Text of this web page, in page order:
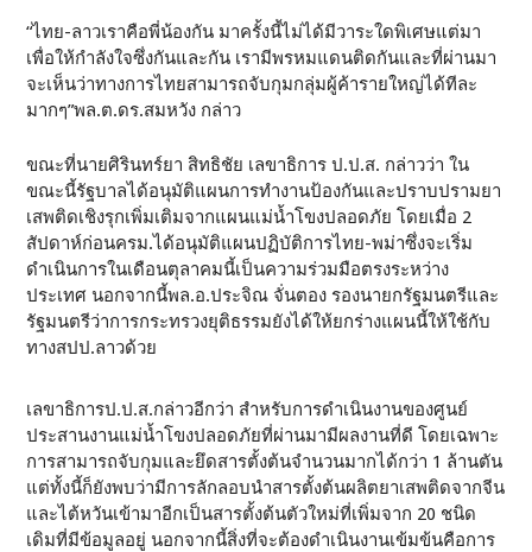
“ไทย-ลาวเราคือพี่น้องกัน มาครั้งนี้ไม่ได้มีวาระใดพิเศษแต่มา
เพื่อให้กำลังใจซึ่งกันและกัน เรามีพรหมแดนติดกันและที่ผ่านมา
จะเห็นว่าทางการไทยสามารถจับกุมกลุ่มผู้ค้ารายใหญ่ได้ทีละ
มากๆ”พล.ต.ดร.สมหวัง กล่าว
ขณะที่นายศิรินทร์ยา สิทธิชัย เลขาธิการ ป.ป.ส. กล่าวว่า ใน
ขณะนี้รัฐบาลได้อนุมัติแผนการทำงานป้องกันและปราบปรามยา
เสพติดเชิงรุกเพิ่มเติมจากแผนแม่น้ำโขงปลอดภัย โดยเมื่อ 2
สัปดาห์ก่อนครม.ได้อนุมัติแผนปฏิบัติการไทย-พม่าซึ่งจะเริ่ม
ดำเนินการในเดือนตุลาคมนี้เป็นความร่วมมือตรงระหว่าง
ประเทศ นอกจากนี้พล.อ.ประจิณ จั่นตอง รองนายกรัฐมนตรีและ
รัฐมนตรีว่าการกระทรวงยุติธรรมยังได้ให้ยกร่างแผนนี้ให้ใช้กับ
ทางสปป.ลาวด้วย
เลขาธิการป.ป.ส.กล่าวอีกว่า สำหรับการดำเนินงานของศูนย์
ประสานงานแม่น้ำโขงปลอดภัยที่ผ่านมามีผลงานที่ดี โดยเฉพาะ
การสามารถจับกุมและยึดสารตั้งต้นจำนวนมากได้กว่า 1 ล้านตัน
แต่ทั้งนี้ก็ยังพบว่ามีการลักลอบนำสารตั้งต้นผลิตยาเสพติดจากจีน
และไต้หวันเข้ามาอีกเป็นสารตั้งต้นตัวใหม่ที่เพิ่มจาก 20 ชนิด
เดิมที่มีข้อมูลอยู่ นอกจากนี้สิ่งที่จะต้องดำเนินงานเข้มข้นคือการ